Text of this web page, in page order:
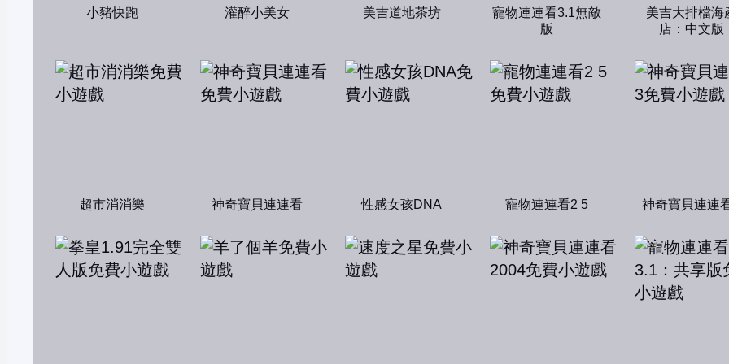
小豬快跑 灌醉小美女 美吉道地茶坊
寵物連連看3.1無敵
版
美吉大排檔海
店：中文版
超市消消樂 神奇寶貝連連看 性感女孩DNA 寵物連連看2 5 神奇寶貝連連